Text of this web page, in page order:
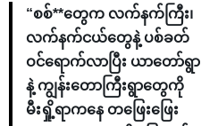
“စစ်**တွေက လက်နက်ကြီး၊
လက်နက်ငယ်တွေနဲ့ ပစ်ခတ်
ဝင်ရောက်လာပြီး ယာတော်ရွာ
နဲ့ ကျွန်းတောကြီးရွာတွေကို
မီးရှို့ရာကနေ တဖြေးဖြေး